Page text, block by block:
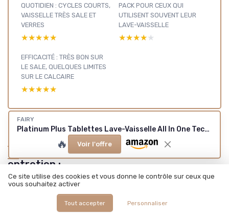
QUOTIDIEN : CYCLES COURTS,
VAISSELLE TRÈS SALE ET
VERRES
★★★★★
★★★★★
PACK POUR CEUX QUI
UTILISENT SOUVENT LEUR
LAVE-VAISSELLE
★★★★★
★★★★★
EFFICACITÉ : TRÈS BON SUR
LE SALE, QUELQUES LIMITES
SUR LE CALCAIRE
★★★★★
★★★★★
Nettoyage
entretien :
voir nos
autres
Voir tous les tests Nettoyage et entretien →
FAIRY
Platinum Plus Tablettes Lave-Vaisselle All In One Technologie Anti-terne, Regular, 88 Capsules, Nettoyage Optimal, Redonne De L’Éclat Et Prévient Le Calcaire (Lot de 2)
🔥 Voir l'offre
Ce site utilise des cookies et vous donne le contrôle sur ceux que
vous souhaitez activer
Tout accepter Personnaliser